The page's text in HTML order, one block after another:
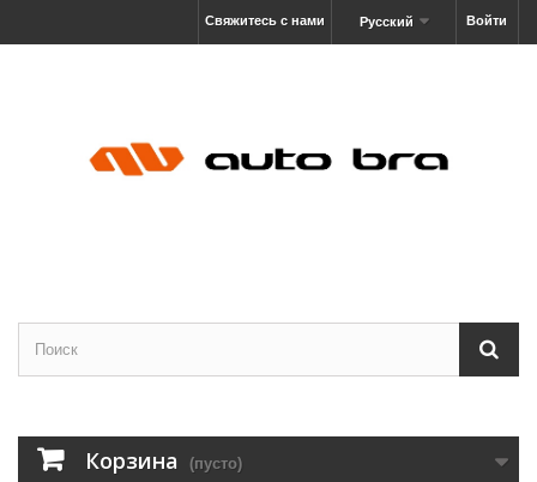
Войти
Русский
Свяжитесь с нами
Корзина (пусто)